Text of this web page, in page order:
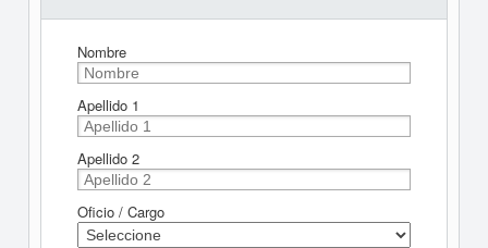
Nombre
Apellido 1
Apellido 2
Oficio / Cargo